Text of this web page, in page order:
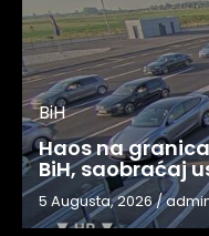
BiH
Haos na
BiH, saobraćaj
5 Augusta, 2026/